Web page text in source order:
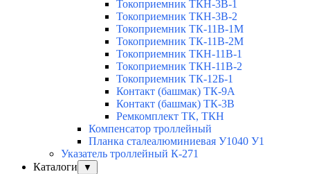
Токоприемник ТКН-3В-1
Токоприемник ТКН-3В-2
Токоприемник ТК-11В-1М
Токоприемник ТК-11В-2М
Токоприемник ТКН-11В-1
Токоприемник ТКН-11В-2
Токоприемник ТК-12Б-1
Контакт (башмак) ТК-9А
Контакт (башмак) ТК-3В
Ремкомплект ТК, ТКН
Компенсатор троллейный
Планка сталеалюминиевая У1040 У1
Указатель троллейный К-271
Каталоги
▼